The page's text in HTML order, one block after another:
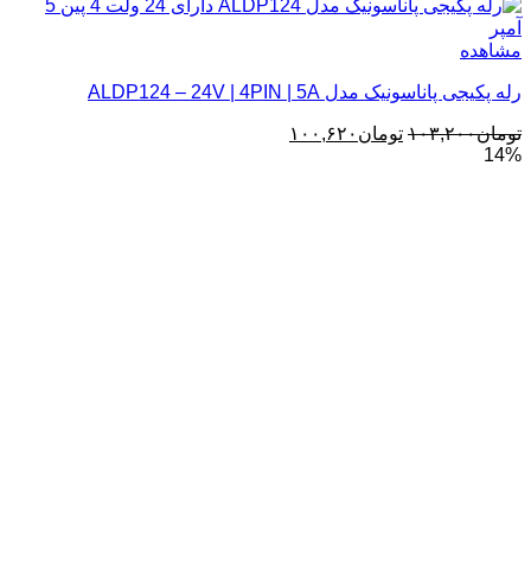
مشاهده
رله پکیجی پاناسونیک مدل ALDP124 – 24V | 4PIN | 5A
تومان۱۰۳,۲۰۰ قیمت
تومان ۱۰۰,۶۲۰
14%